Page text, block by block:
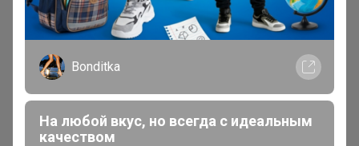
Bonditka
На любой вкус, но всегда с идеальным
качеством